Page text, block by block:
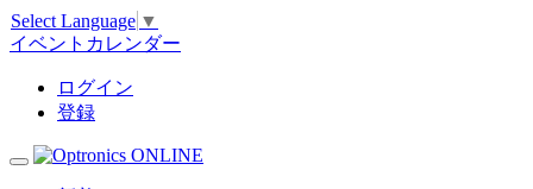
Select Language ▼
イベントカレンダー
ログイン
登録